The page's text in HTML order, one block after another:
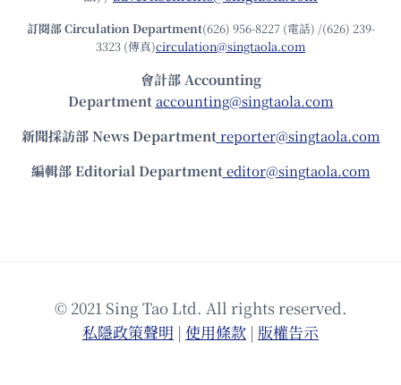
訂閱部 Circulation Department(626) 956-8227 (電話) /(626) 239-
3323 (傳真)circulation@singtaola.com
會計部 Accounting
Department accounting@singtaola.com
新聞採訪部 News Department reporter@singtaola.com
編輯部 Editorial Department editor@singtaola.com
© 2021 Sing Tao Ltd. All rights reserved.
私隱政策聲明 | 使⽤條款 | 版權告⽰